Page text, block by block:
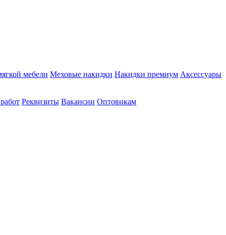
мебели Меховые накидки Накидки премиум Аксессуары
Реквизиты Вакансии Оптовикам